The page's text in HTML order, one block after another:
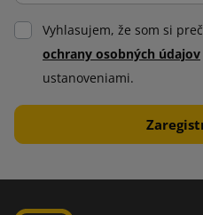
Vyhlasujem, že som si
ochrany osobných údajov
ustanoveniami.